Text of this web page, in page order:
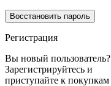
Регистрация
Вы новый пользователь?
Зарегистрируйтесь и
приступайте к покупкам